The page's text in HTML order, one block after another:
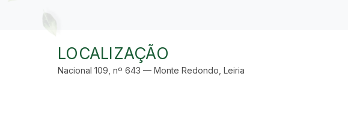
LOCALIZAÇÃO
Nacional 109, nº 643 — Monte Redondo, Leiria